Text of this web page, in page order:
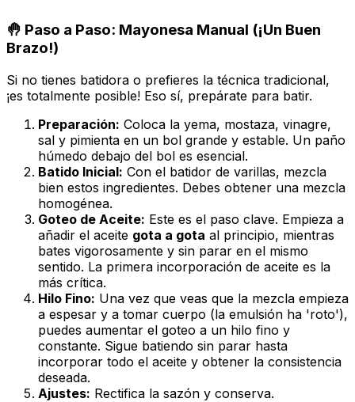
🤚 Paso a Paso: Mayonesa Manual (¡Un Buen
Brazo!)
Si no tienes batidora o prefieres la técnica tradicional,
¡es totalmente posible! Eso sí, prepárate para batir.
Preparación: Coloca la yema, mostaza, vinagre,
sal y pimienta en un bol grande y estable. Un paño
húmedo debajo del bol es esencial.
Batido Inicial: Con el batidor de varillas, mezcla
bien estos ingredientes. Debes obtener una mezcla
homogénea.
Goteo de Aceite: Este es el paso clave. Empieza a
añadir el aceite gota a gota al principio, mientras
bates vigorosamente y sin parar en el mismo
sentido. La primera incorporación de aceite es la
más crítica.
Hilo Fino: Una vez que veas que la mezcla empieza
a espesar y a tomar cuerpo (la emulsión ha 'roto'),
puedes aumentar el goteo a un hilo fino y
constante. Sigue batiendo sin parar hasta
incorporar todo el aceite y obtener la consistencia
deseada.
Ajustes: Rectifica la sazón y conserva.